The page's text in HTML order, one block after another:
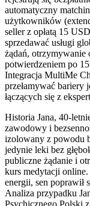
automatyczny
użytkowników
seller z opłatą 15
sprzedawać usługi
żądań, otrzymywanie
potwierdzeniem po
Integracja MultiMe
przełamywać bariery
łączących się z
Historia Jana, 40-
zawodowy i
izolowany z powodu
jedynie leki bez
publiczne żądanie i
kurs medytacji online.
energii, sen poprawił
Analiza przypadku
Psychicznego Polski